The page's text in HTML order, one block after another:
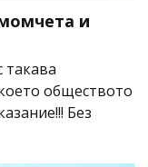
и
обществото
Без